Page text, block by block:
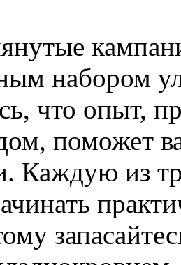
набором
что опыт,
поможет
Каждую из